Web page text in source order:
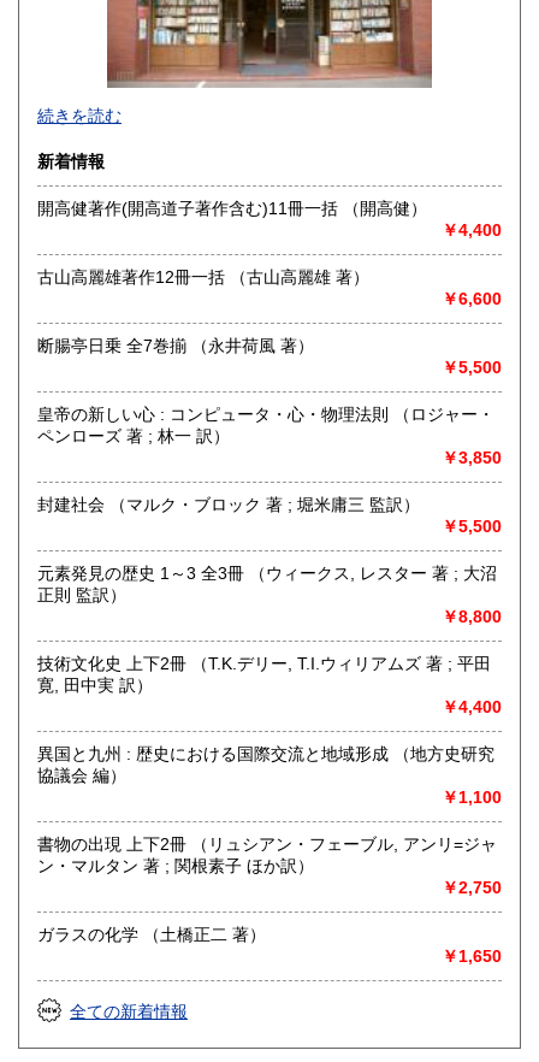
200円 鹿児島県
200円
1957年創業。北海道・樺太・千島郷土誌、日露交渉史、アイ
ヌ民族関係を中心に古地図、近代文学初版本・自筆物などを
す。
沿線名：地下鉄南北線
営業時間：12:00～18:00
定休日：日曜・月曜・祝日
書籍の買取について
取り扱い分野
続きを読む
新着情報
開高健著作(開高道子著作含む)11冊一括 （開高健）
￥4,400
古山高麗雄著作12冊一括 （古山高麗雄 著）
￥6,600
断腸亭日乗 全7巻揃 （永井荷風 著）
￥5,500
皇帝の新しい心 : コンピュータ・心・物理法則 （ロジャー・
ペンローズ 著 ; 林一 訳）
￥3,850
封建社会 （マルク・ブロック 著 ; 堀米庸三 監訳）
￥5,500
元素発見の歴史 1～3 全3冊 （ウィークス, レスター 著 ; 大沼
正則 監訳）
￥8,800
技術文化史 上下2冊 （T.K.デリー, T.I.ウィリアムズ 著 ; 平田
寛, 田中実 訳）
￥4,400
異国と九州 : 歴史における国際交流と地域形成 （地方史研究
協議会 編）
￥1,100
書物の出現 上下2冊 （リュシアン・フェーブル, アンリ=ジャ
ン・マルタン 著 ; 関根素子 ほか訳）
￥2,750
ガラスの化学 （土橋正二 著）
￥1,650
全ての新着情報